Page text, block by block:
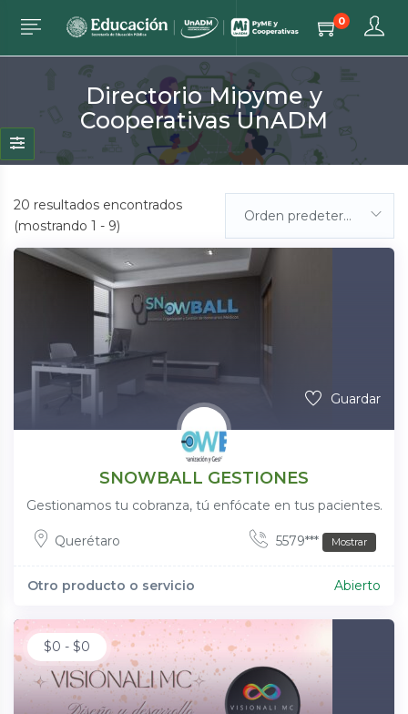
0
Directorio Mipyme y
Cooperativas UnADM
20 resultados encontrados
(mostrando 1 - 9)
Orden predeterminada
Guardar
SNOWBALL GESTIONES
Gestionamos tu cobranza, tú enfócate en tus pacientes.
Querétaro 5579*** Mostrar
Otro producto o servicio Abierto
$0 - $0